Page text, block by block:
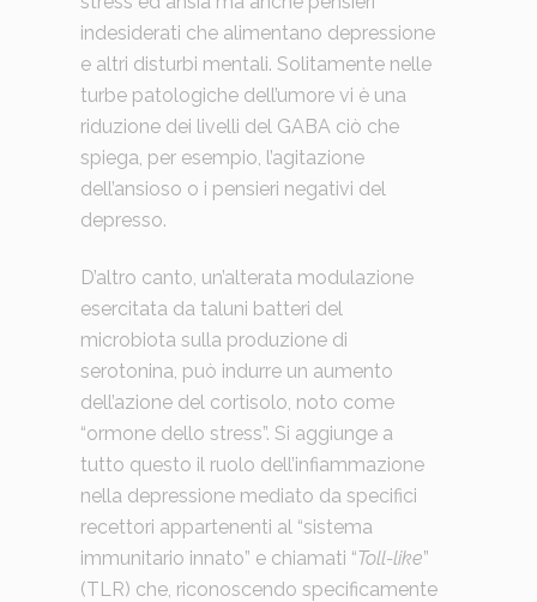
indesiderati che alimentano depressione
e altri disturbi mentali. Solitamente nelle
turbe patologiche dell’umore vi è una
riduzione dei livelli del GABA ciò che
spiega, per esempio, l’agitazione
dell’ansioso o i pensieri negativi del
depresso.
D’altro canto, un’alterata modulazione
esercitata da taluni batteri del
microbiota sulla produzione di
serotonina, può indurre un aumento
dell’azione del cortisolo, noto come
“ormone dello stress”. Si aggiunge a
tutto questo il ruolo dell’infiammazione
nella depressione mediato da specifici
recettori appartenenti al “sistema
immunitario innato” e chiamati “Toll-like”
(TLR) che, riconoscendo specificamente